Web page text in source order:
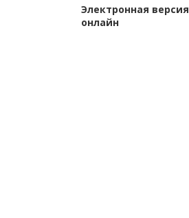
Электронная версия
онлайн